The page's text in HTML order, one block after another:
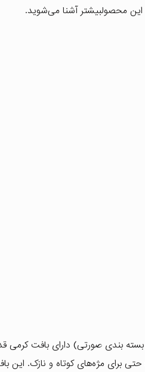
محصولبیشتر آشنا می‌شوید.
بندی صورتی) دارای بافت کرمی
برای مژه‌های کوتاه و نازک.